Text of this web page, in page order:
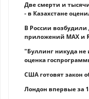
Две смерти и
- в Казахстане
В России
приложений MAX и
"Буллинг никуда не
оценка
США готовят закон
Лондон впервые за